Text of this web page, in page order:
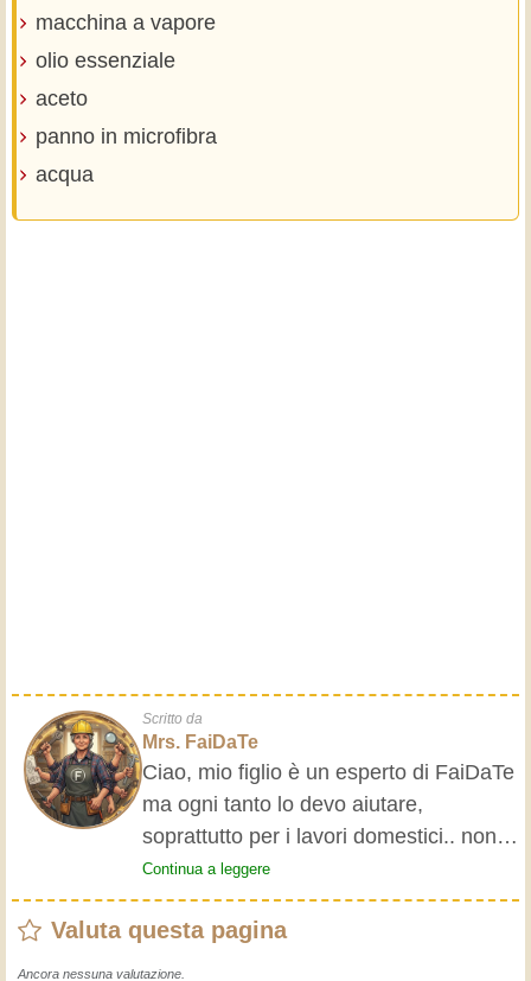
macchina a vapore
olio essenziale
aceto
panno in microfibra
acqua
Scritto da
Mrs. FaiDaTe
Ciao, mio figlio è un esperto di FaiDaTe
ma ogni tanto lo devo aiutare,
soprattutto per i lavori domestici.. non
se ne intende. Ho deciso di dargli
qualche consiglio scrivendo il manuale
della domestica. Ora non ha più scuse,
si deve arrangiare!
Continua a leggere
Valuta questa pagina
Ancora nessuna valutazione.